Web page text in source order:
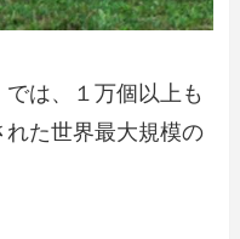
は、１万個以上も
れた世界最大規模の